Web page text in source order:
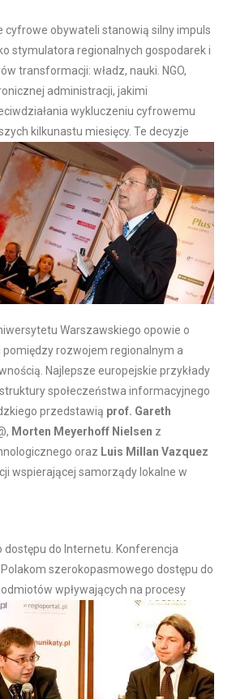
cyfrowe obywateli stanowią silny impuls
stymulatora regionalnych gospodarek i
transformacji: władz, nauki. NGO,
administracji, jakimi
wykluczeniu cyfrowemu
kilkunastu miesięcy. Te decyzje
Warszawskiego opowie o
rozwojem regionalnym a
Najlepsze europejskie przykłady
społeczeństwa informacyjnego
przedstawią prof. Gareth
Morten Meyerhoff Nielsen z
oraz Luis Millan Vazquez
wspierającej samorządy lokalne w
do Internetu. Konferencja
szerokopasmowego dostępu do
wpływających na procesy